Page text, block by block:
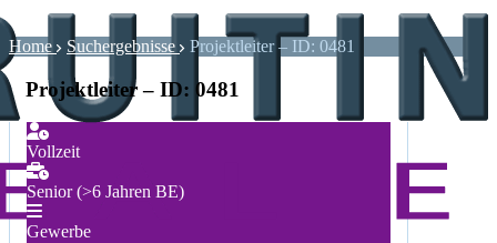
Home Suchergebnisse Projektleiter – ID: 0481
Projektleiter – ID: 0481
Vollzeit
Senior (>6 Jahren BE)
Gewerbe